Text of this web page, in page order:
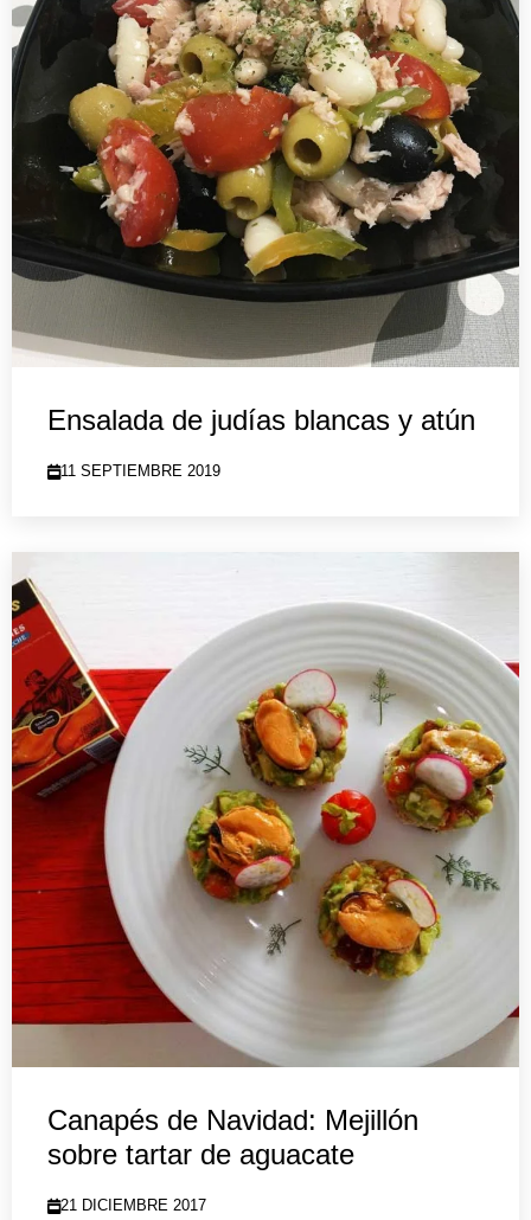
Ensalada de judías blancas y atún
11 SEPTIEMBRE 2019
Canapés de Navidad: Mejillón
sobre tartar de aguacate
21 DICIEMBRE 2017